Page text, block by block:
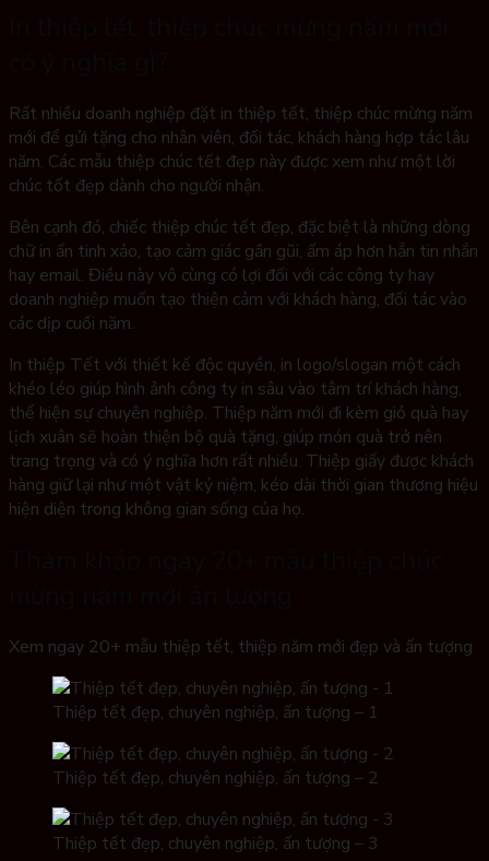
Rất nhiều doanh nghiệp đặt in thiệp tết, thiệp chúc mừng năm
mới để gửi tặng cho nhân viên, đối tác, khách hàng hợp tác lâu
năm. Các mẫu thiệp chúc tết đẹp này được xem như một lời
chúc tốt đẹp dành cho người nhận.
Bên cạnh đó, chiếc thiệp chúc tết đẹp, đặc biệt là những dòng
chữ in ấn tinh xảo, tạo cảm giác gần gũi, ấm áp hơn hẳn tin nhắn
hay email. Điều này vô cùng có lợi đối với các công ty hay
doanh nghiệp muốn tạo thiện cảm với khách hàng, đối tác vào
các dịp cuối năm.
In thiệp Tết với thiết kế độc quyền, in logo/slogan một cách
khéo léo giúp hình ảnh công ty in sâu vào tâm trí khách hàng,
thể hiện sự chuyên nghiệp. Thiệp năm mới đi kèm giỏ quà hay
lịch xuân sẽ hoàn thiện bộ quà tặng, giúp món quà trở nên
trang trọng và có ý nghĩa hơn rất nhiều. Thiệp giấy được khách
hàng giữ lại như một vật kỷ niệm, kéo dài thời gian thương hiệu
hiện diện trong không gian sống của họ.
Xem ngay 20+ mẫu thiệp tết, thiệp năm mới đẹp và ấn tượng
Thiệp tết đẹp, chuyên nghiệp, ấn tượng – 1
Thiệp tết đẹp, chuyên nghiệp, ấn tượng – 2
Thiệp tết đẹp, chuyên nghiệp, ấn tượng – 3